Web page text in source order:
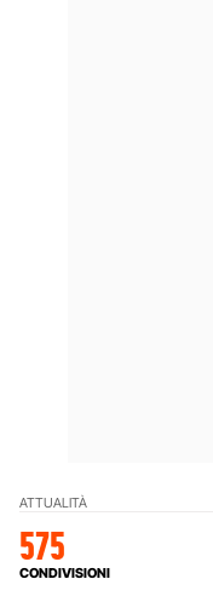
ATTUALITÀ
575
CONDIVISIONI